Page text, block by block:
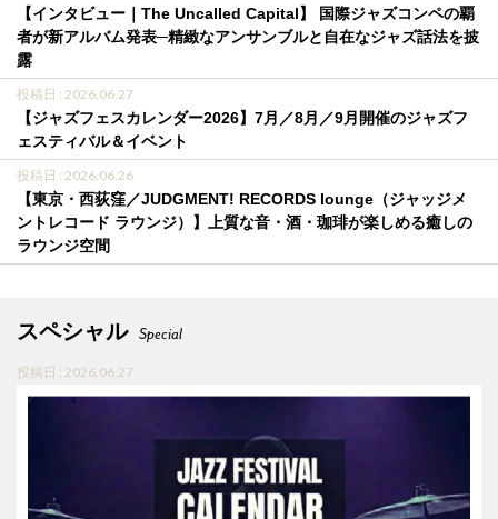
【インタビュー｜The Uncalled Capital】 国際ジャズコンペの覇
者が新アルバム発表─精緻なアンサンブルと自在なジャズ話法を披
露
投稿日 : 2026.06.27
【ジャズフェスカレンダー2026】7月／8月／9月開催のジャズフ
ェスティバル＆イベント
投稿日 : 2026.06.26
【東京・西荻窪／JUDGMENT! RECORDS lounge（ジャッジメ
ントレコード ラウンジ）】上質な音・酒・珈琲が楽しめる癒しの
ラウンジ空間
スペシャル Special
投稿日 : 2026.06.27